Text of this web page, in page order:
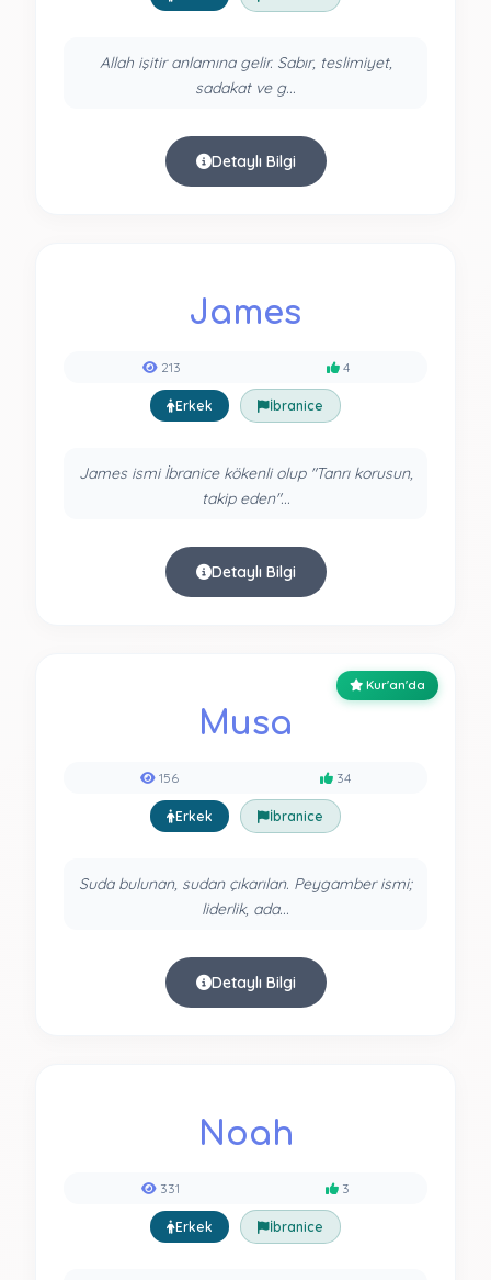
Allah işitir anlamına gelir. Sabır, teslimiyet,
sadakat ve g...
Detaylı Bilgi
James
213 4
Erkek İbranice
James ismi İbranice kökenli olup "Tanrı korusun,
takip eden"...
Detaylı Bilgi
Kur'an'da
Musa
156 34
Erkek İbranice
Suda bulunan, sudan çıkarılan. Peygamber ismi;
liderlik, ada...
Detaylı Bilgi
Noah
331 3
Erkek İbranice